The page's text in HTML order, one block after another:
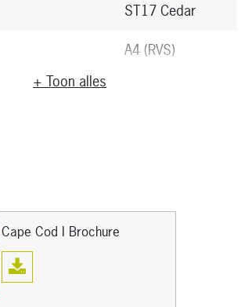
ST17 Cedar
A4 (RVS)
+ Toon alles
Cape Cod I Brochure